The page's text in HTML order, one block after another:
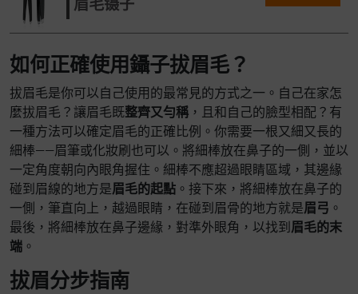
眉毛镊子
如何正確使用鑷子拔眉毛？
拔眉毛是你可以自己使用的最常見的方式之一。自己在家怎
麼拔眉毛？讓眉毛既整齊又勻稱 ，且和自己的臉型相配？有
一種方法可以確定眉毛的正確比例。你需要一根又細又長的
細棒——眉筆或化妝刷也可以。將細棒放在鼻子的一側，並以
一定角度朝向內眼角握住。細棒不應超過眼睛區域，其邊緣
碰到眉線的地方是眉毛的起點 。接下來，將細棒放在鼻子的
一側，筆直向上，越過眼睛，在碰到眉骨的地方就是眉弓 。
最後，將細棒放在鼻子邊緣，對準外眼角，以找到 眉毛的末
端 。
拔眉分步指南